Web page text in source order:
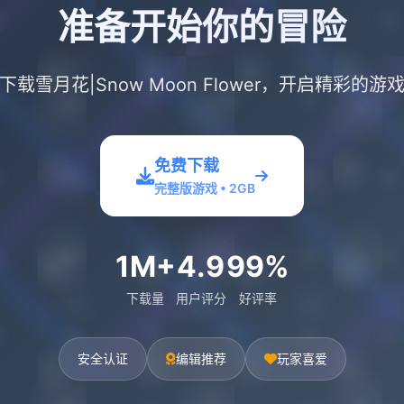
准备开始你的冒险
载雪月花|Snow Moon Flower，开启精彩的游
免费下载
完整版游戏 • 2GB
1M+
下载量
4.9
用户评分
99%
好评率
安全认证 编辑推荐 玩家喜爱